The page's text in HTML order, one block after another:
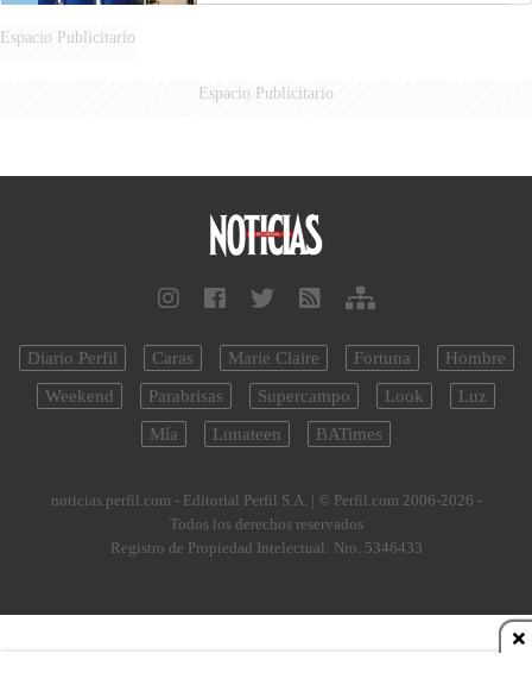
Espacio Publicitario
Espacio Publicitario
Diario Perfil Caras Marie Claire Fortuna
Hombre
Weekend
Parabrisas Supercampo Look
Luz
Mía
Lunateen BATimes
noticias.perfil.com - Editorial Perfil S.A. | © Perfil.com 2006-2026 -
Todos los derechos reservados
Registro de Propiedad Intelectual: Nro. 5346433